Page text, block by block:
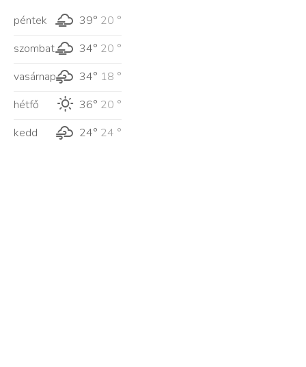
péntek 39° 20 °
szombat
34° 20 °
vasárnap
34° 18 °
hétfő
36° 20 °
kedd
24° 24 °